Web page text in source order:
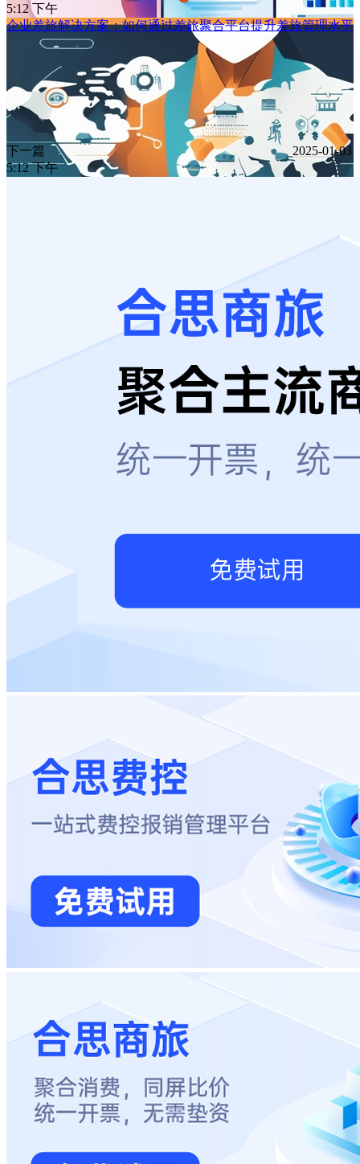
5:12 下午
企业差旅解决方案：如何通过差旅聚合平台提升差旅管理水平
下一篇
2025-01-03
5:12 下午